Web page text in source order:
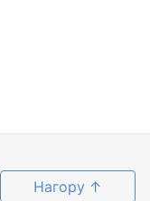
Нагору ↑